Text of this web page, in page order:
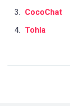
CocoChat
Tohla